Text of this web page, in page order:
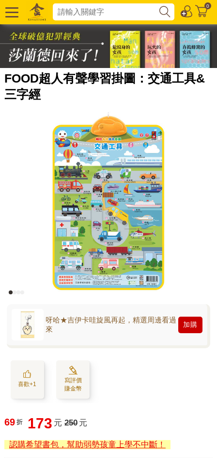
0
FOOD超人有聲學習掛圖：交通工具&
三字經
呀哈★吉伊卡哇旋風再起，精選周邊看過
來
加購
喜歡+1
寫評價
賺金幣
69 折 173 元 250 元
認購希望書包，幫助弱勢孩童上學不中斷！